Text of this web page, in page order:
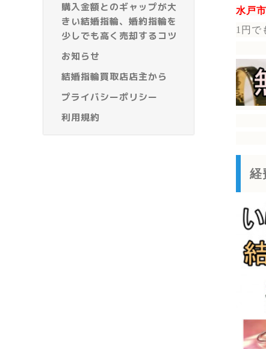
購入金額とのギャップが大
きい結婚指輪、婚約指輪を
少しでも高く売却するコツ
お知らせ
結婚指輪買取店店主から
プライバシーポリシー
利用規約
水戸
1円で
経